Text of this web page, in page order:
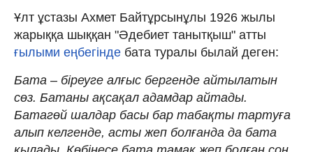
Ұлт ұстазы Ахмет Байтұрсынұлы 1926 жылы
жарыққа шыққан "Әдебиет танытқыш" атты
ғылыми еңбегінде бата туралы былай деген:
Бата – біреуге алғыс бергенде айтылатын
сөз. Батаны ақсақал адамдар айтады.
Батагөй шалдар басы бар табақты тартуға
алып келгенде, асты жеп болғанда да бата